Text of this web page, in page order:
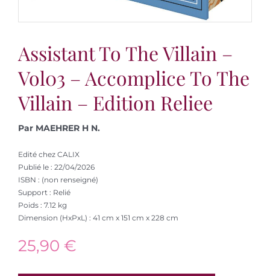
Assistant To The Villain –
Vol03 – Accomplice To The
Villain – Edition Reliee
Par MAEHRER H N.
Edité chez CALIX
Publié le : 22/04/2026
ISBN : (non renseigné)
Support : Relié
Poids : 7.12 kg
Dimension (HxPxL) : 41 cm x 151 cm x 228 cm
25,90 €